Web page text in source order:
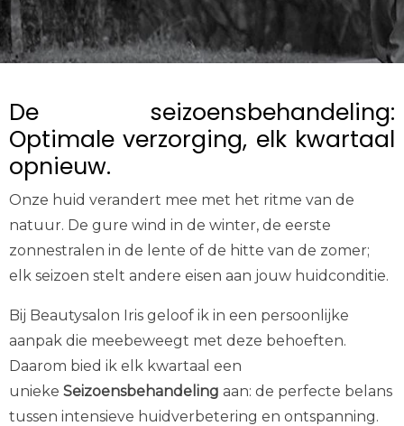
De seizoensbehandeling:
Optimale verzorging, elk kwartaal
opnieuw.
Onze huid verandert mee met het ritme van de
natuur. De gure wind in de winter, de eerste
zonnestralen in de lente of de hitte van de zomer;
elk seizoen stelt andere eisen aan jouw huidconditie.
Bij Beautysalon Iris geloof ik in een persoonlijke
aanpak die meebeweegt met deze behoeften.
Daarom bied ik elk kwartaal een
unieke Seizoensbehandeling aan: de perfecte belans
tussen intensieve huidverbetering en ontspanning.